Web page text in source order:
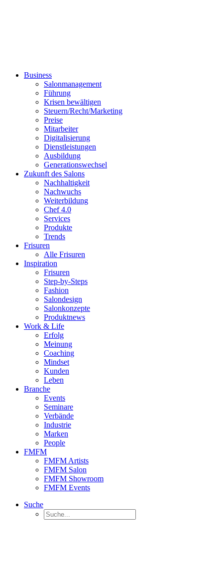
Business
Salonmanagement
Führung
Krisen bewältigen
Steuern/Recht/Marketing
Preise
Mitarbeiter
Digitalisierung
Dienstleistungen
Ausbildung
Generationswechsel
Zukunft des Salons
Nachhaltigkeit
Nachwuchs
Weiterbildung
Chef 4.0
Services
Produkte
Trends
Frisuren
Alle Frisuren
Inspiration
Frisuren
Step-by-Steps
Fashion
Salondesign
Salonkonzepte
Produktnews
Work & Life
Erfolg
Meinung
Coaching
Mindset
Kunden
Leben
Branche
Events
Seminare
Verbände
Industrie
Marken
People
FMFM
FMFM Artists
FMFM Salon
FMFM Showroom
FMFM Events
Suche